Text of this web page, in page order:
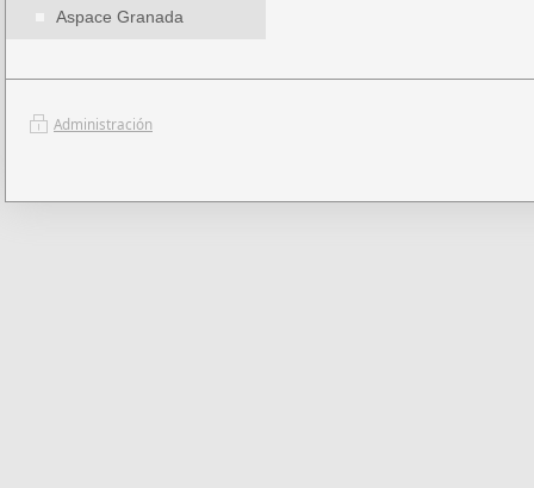
Aspace Granada
Administración